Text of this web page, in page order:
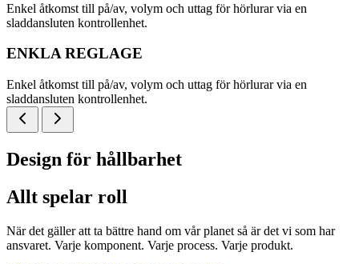
Enkel åtkomst till på/av, volym och uttag för hörlurar via en
sladdansluten kontrollenhet.
ENKLA REGLAGE
Enkel åtkomst till på/av, volym och uttag för hörlurar via en
sladdansluten kontrollenhet.
Design för hållbarhet
Allt spelar roll
När det gäller att ta bättre hand om vår planet så är det vi som har
ansvaret. Varje komponent. Varje process. Varje produkt.